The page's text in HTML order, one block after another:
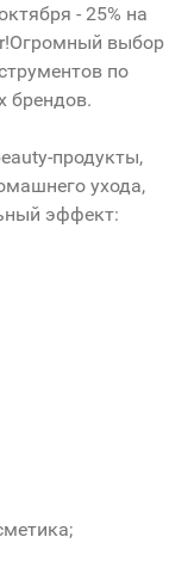
- 25% на
выбор
по
брендов.
продукты,
ухода,
эффект: